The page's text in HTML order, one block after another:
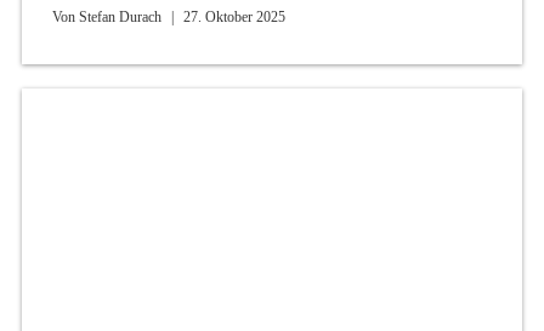
Von Stefan Durach 27. Oktober 2025